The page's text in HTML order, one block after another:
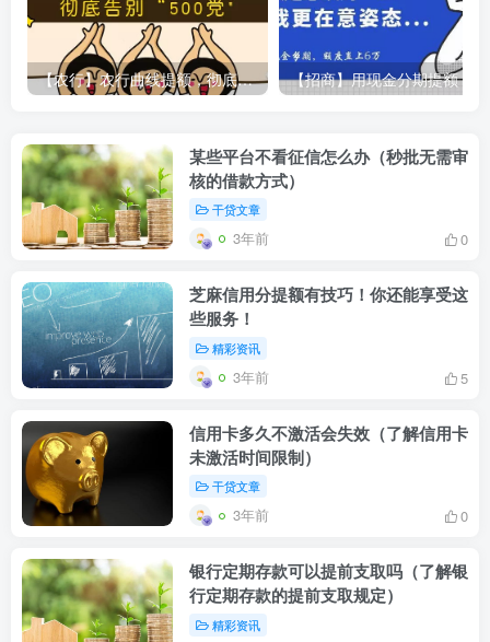
【农行】农行曲线提额，彻底告别“500党”
某些平台不看征信怎么办（秒批无需审
核的借款方式）
干贷文章
3年前 0
芝麻信用分提额有技巧！你还能享受这
些服务！
精彩资讯
3年前 5
信用卡多久不激活会失效（了解信用卡
未激活时间限制）
干贷文章
3年前 0
银行定期存款可以提前支取吗（了解银
行定期存款的提前支取规定）
精彩资讯